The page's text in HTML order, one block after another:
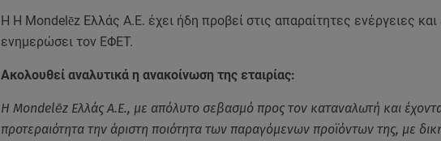
Η Η Mondelēz Ελλάς Α.Ε. έχει ήδη προβεί στις απαραίτητες ενέργειες και
ενημερώσει τον ΕΦΕΤ.
Ακολουθεί αναλυτικά η ανακοίνωση της εταιρίας:
Η Mondelēz Ελλάς Α.Ε., με απόλυτο σεβασμό προς τον καταναλωτή και
προτεραιότητα την άριστη ποιότητα των παραγόμενων προϊόντων της, με